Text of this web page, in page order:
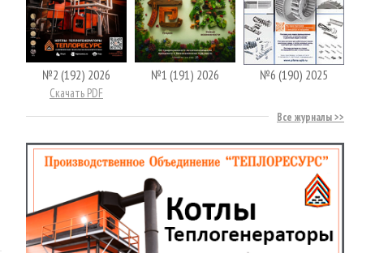
№2 (192) 2026
Скачать PDF
№1 (191) 2026 №6 (190) 2025
Все журналы